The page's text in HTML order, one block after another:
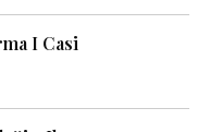
I Casi